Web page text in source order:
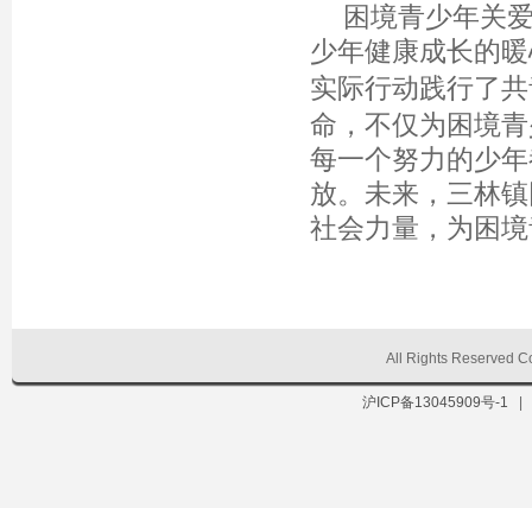
困境青少年关
少年健康成长的
实际行动践行了
命，不仅为困境
每一个努力的少
放。未来，三林
社会力量，为困
All Rights Reserved
沪ICP备13045909号-1